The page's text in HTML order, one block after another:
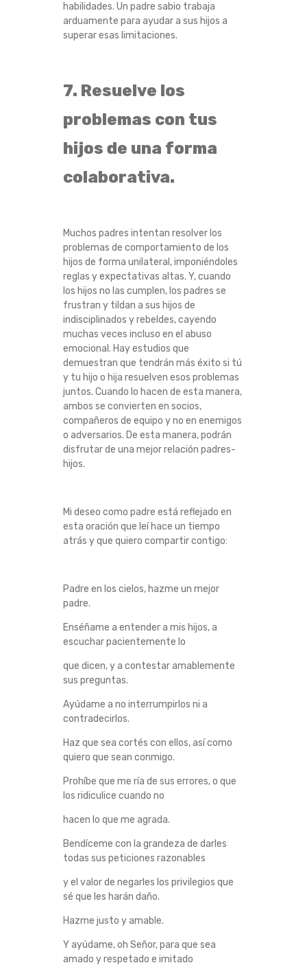
habilidades. Un padre sabio trabaja
arduamente para ayudar a sus hijos a
superar esas limitaciones.
7. Resuelve los
problemas con tus
hijos de una forma
colaborativa.
Muchos padres intentan resolver los
problemas de comportamiento de los
hijos de forma unilateral, imponiéndoles
reglas y expectativas altas. Y, cuando
los hijos no las cumplen, los padres se
frustran y tildan a sus hijos de
indisciplinados y rebeldes, cayendo
muchas veces incluso en el abuso
emocional. Hay estudios que
demuestran que tendrán más éxito si tú
y tu hijo o hija resuelven esos problemas
juntos. Cuando lo hacen de esta manera,
ambos se convierten en socios,
compañeros de equipo y no en enemigos
o adversarios. De esta manera, podrán
disfrutar de una mejor relación padres-
hijos.
Mi deseo como padre está reflejado en
esta oración que leí hace un tiempo
atrás y que quiero compartir contigo:
Padre en los cielos, hazme un mejor
padre.
Enséñame a entender a mis hijos, a
escuchar pacientemente lo
que dicen, y a contestar amablemente
sus preguntas.
Ayúdame a no interrumpirlos ni a
contradecirlos.
Haz que sea cortés con ellos, así como
quiero que sean conmigo.
Prohíbe que me ría de sus errores, o que
los ridiculice cuando no
hacen lo que me agrada.
Bendíceme con la grandeza de darles
todas sus peticiones razonables
y el valor de negarles los privilegios que
sé que les harán daño.
Hazme justo y amable.
Y ayúdame, oh Señor, para que sea
amado y respetado e imitado